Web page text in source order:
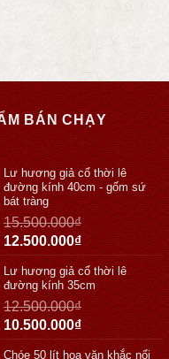
BÁN CHẠY
Lư hương giả cổ thời lê
đường kính 40cm - gốm sứ
bát tràng
15.500.000₫
12.500.000₫
Lư hương giả cổ thời lê
đường kính 35cm
12.500.000₫
10.500.000₫
Chóe 50 lít hoa văn khắc nổi